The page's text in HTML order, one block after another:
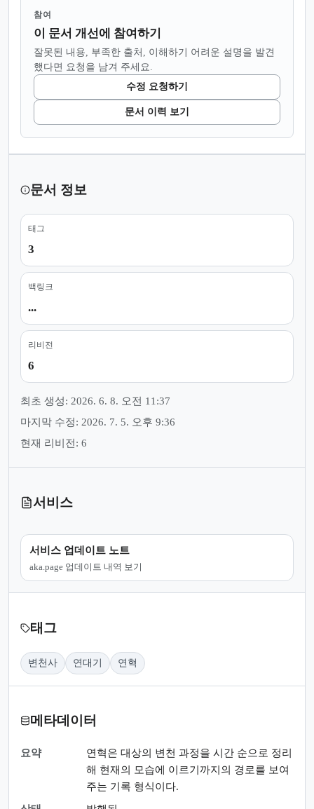
참여
이 문서 개선에 참여하기
잘못된 내용, 부족한 출처, 이해하기 어려운 설명을 발견
했다면 요청을 남겨 주세요.
수정 요청하기
문서 이력 보기
문서 정보
태그
3
백링크
...
리비전
6
최초 생성: 2026. 6. 8. 오전 11:37
마지막 수정: 2026. 7. 5. 오후 9:36
현재 리비전: 6
서비스
서비스 업데이트 노트
aka.page 업데이트 내역 보기
태그
변천사 연대기 연혁
메타데이터
요약
연혁은 대상의 변천 과정을 시간 순으로 정리
해 현재의 모습에 이르기까지의 경로를 보여
주는 기록 형식이다.